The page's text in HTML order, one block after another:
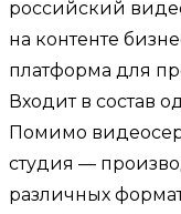
российский
на контенте
платформа для
Входит в состав
Помимо
студия —
различных